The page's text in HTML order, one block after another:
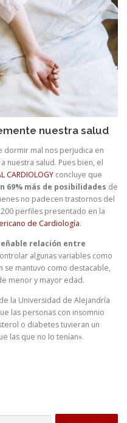
nuestra salud
dormir mal nos perjudica en
nuestra salud. Pues bien, el
CARDIOLOGY concluye que
69% más de posibilidades de
no padecen trastornos del
perfiles presentado en la
de Cardiología.
relación entre
algunas variables como
se mantuvo como destacable,
menor y mayor edad.
la Universidad de Alejandría
las personas con insomnio
o diabetes tuvieran un
las que no lo tenían».